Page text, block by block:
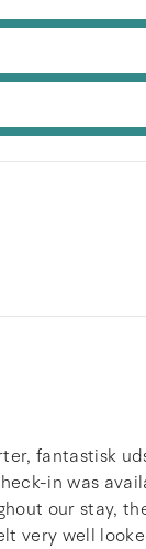
fantastisk
in was
our stay,
very well